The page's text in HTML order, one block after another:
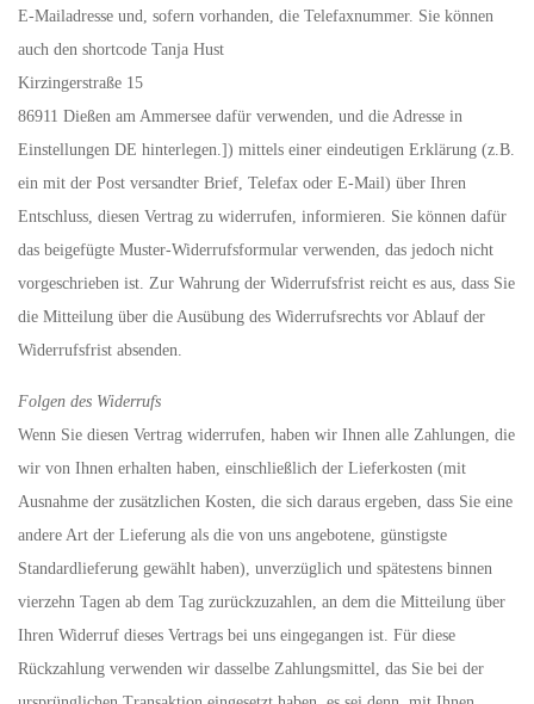
E-Mailadresse und, sofern vorhanden, die Telefaxnummer. Sie können
auch den shortcode Tanja Hust
Kirzingerstraße 15
86911 Dießen am Ammersee dafür verwenden, und die Adresse in
Einstellungen DE hinterlegen.]) mittels einer eindeutigen Erklärung (z.B.
ein mit der Post versandter Brief, Telefax oder E-Mail) über Ihren
Entschluss, diesen Vertrag zu widerrufen, informieren. Sie können dafür
das beigefügte Muster-Widerrufsformular verwenden, das jedoch nicht
vorgeschrieben ist. Zur Wahrung der Widerrufsfrist reicht es aus, dass Sie
die Mitteilung über die Ausübung des Widerrufsrechts vor Ablauf der
Widerrufsfrist absenden.
Folgen des Widerrufs
Wenn Sie diesen Vertrag widerrufen, haben wir Ihnen alle Zahlungen, die
wir von Ihnen erhalten haben, einschließlich der Lieferkosten (mit
Ausnahme der zusätzlichen Kosten, die sich daraus ergeben, dass Sie eine
andere Art der Lieferung als die von uns angebotene, günstigste
Standardlieferung gewählt haben), unverzüglich und spätestens binnen
vierzehn Tagen ab dem Tag zurückzuzahlen, an dem die Mitteilung über
Ihren Widerruf dieses Vertrags bei uns eingegangen ist. Für diese
Rückzahlung verwenden wir dasselbe Zahlungsmittel, das Sie bei der